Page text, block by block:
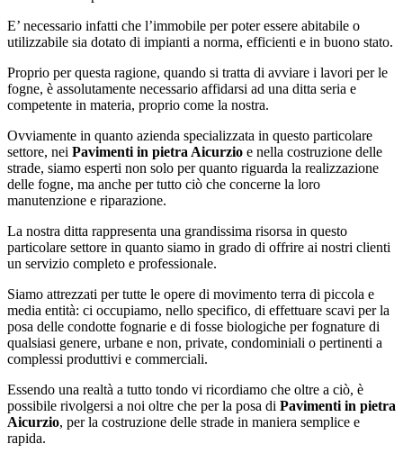
E’ necessario infatti che l’immobile per poter essere abitabile o
utilizzabile sia dotato di impianti a norma, efficienti e in buono stato.
Proprio per questa ragione, quando si tratta di avviare i lavori per le
fogne, è assolutamente necessario affidarsi ad una ditta seria e
competente in materia, proprio come la nostra.
Ovviamente in quanto azienda specializzata in questo particolare
settore, nei Pavimenti in pietra Aicurzio e nella costruzione delle
strade, siamo esperti non solo per quanto riguarda la realizzazione
delle fogne, ma anche per tutto ciò che concerne la loro
manutenzione e riparazione.
La nostra ditta rappresenta una grandissima risorsa in questo
particolare settore in quanto siamo in grado di offrire ai nostri clienti
un servizio completo e professionale.
Siamo attrezzati per tutte le opere di movimento terra di piccola e
media entità: ci occupiamo, nello specifico, di effettuare scavi per la
posa delle condotte fognarie e di fosse biologiche per fognature di
qualsiasi genere, urbane e non, private, condominiali o pertinenti a
complessi produttivi e commerciali.
Essendo una realtà a tutto tondo vi ricordiamo che oltre a ciò, è
possibile rivolgersi a noi oltre che per la posa di Pavimenti in pietra
Aicurzio, per la costruzione delle strade in maniera semplice e
rapida.